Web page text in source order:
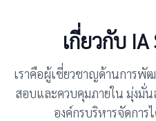
เกี่ยวกับ
เราคือผู้เชี่ยวชาญด้านการพั
สอบและควบคุมภายใน มุ่งมั่น
องค์กรบริหารจัดกา